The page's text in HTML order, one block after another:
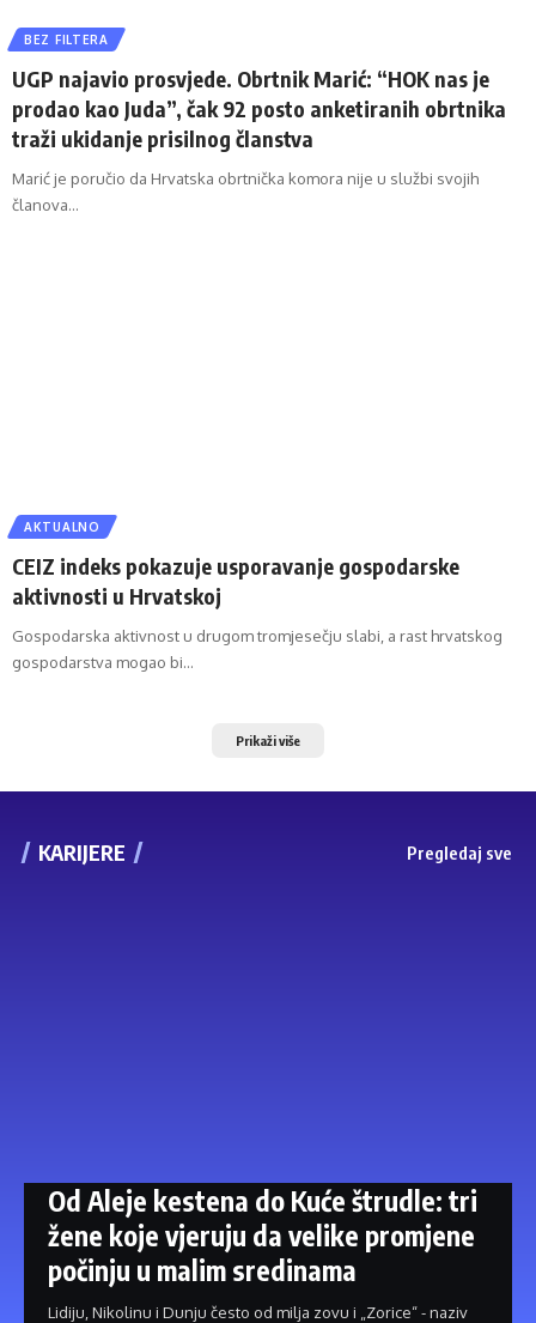
BEZ FILTERA
UGP najavio prosvjede. Obrtnik Marić: “HOK nas je
prodao kao Juda”, čak 92 posto anketiranih obrtnika
traži ukidanje prisilnog članstva
Marić je poručio da Hrvatska obrtnička komora nije u službi svojih
članova…
AKTUALNO
CEIZ indeks pokazuje usporavanje gospodarske
aktivnosti u Hrvatskoj
Gospodarska aktivnost u drugom tromjesečju slabi, a rast hrvatskog
gospodarstva mogao bi…
Prikaži više
KARIJERE Pregledaj sve
Od Aleje kestena do Kuće štrudle: tri
žene koje vjeruju da velike promjene
počinju u malim sredinama
Lidiju, Nikolinu i Dunju često od milja zovu i „Zorice“ - naziv